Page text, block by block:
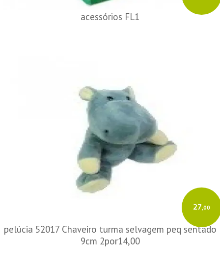
acessórios FL1
27,00
pelúcia 52017 Chaveiro turma selvagem peq sentado
9cm 2por14,00